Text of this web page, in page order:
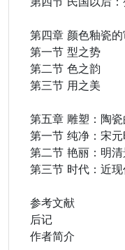
第四章 颜色釉瓷
第一节 型之势
第二节 色之韵
第三节 用之美
第五章 雕塑：陶
第一节 纯净：宋
第二节 艳丽：明
第三节 时代：近
参考文献
后记
作者简介